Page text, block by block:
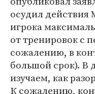
осудил
игрока
от тренировок с
сожалению, в
большой срок).
изучаем, как
К сожалению,